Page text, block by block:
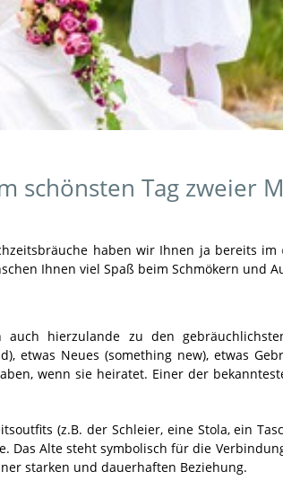
schönsten Tag zweier
haben wir Ihnen ja bereits im
Ihnen viel Spaß beim Schmökern und
hierzulande zu den
etwas Neues (something new), etwas
wenn sie heiratet. Einer der
(z.B. der Schleier, eine Stola, ein
Das Alte steht symbolisch für die
starken und dauerhaften Beziehung.